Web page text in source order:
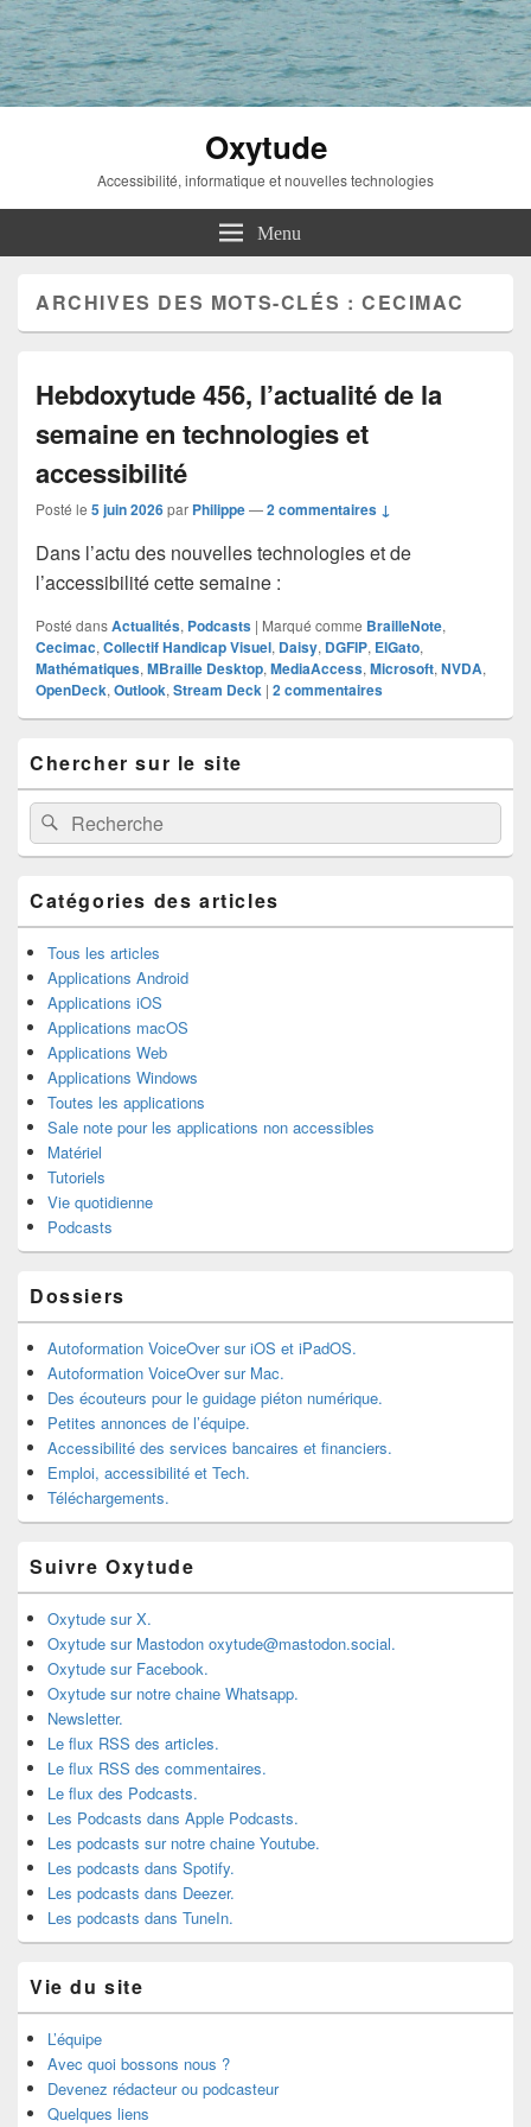
Oxytude
Accessibilité, informatique et nouvelles technologies
Menu
ARCHIVES DES MOTS-CLÉS :CECIMAC
Hebdoxytude 456, l’actualité de la
semaine en technologies et
accessibilité
Posté le 5 juin 2026par Philippe—2 commentaires ↓
Dans l’actu des nouvelles technologies et de
l’accessibilité cette semaine :
Posté dansActualités, Podcasts | Marqué comme BrailleNote,
Cecimac, Collectif Handicap Visuel, Daisy, DGFIP, ElGato,
Mathématiques, MBraille Desktop, MediaAccess, Microsoft, NVDA,
OpenDeck, Outlook, Stream Deck | 2 commentaires
principale
de
widget
pour
la
latérale
Chercher sur le site
Recherche :Rechercher
Catégories des articles
Tous les articles
Applications Android
Applications iOS
Applications macOS
Applications Web
Applications Windows
Toutes les applications
Sale note pour les applications non accessibles
Matériel
Tutoriels
Vie quotidienne
Podcasts
Dossiers
Autoformation VoiceOver sur iOS et iPadOS.
Autoformation VoiceOver sur Mac.
Des écouteurs pour le guidage piéton numérique.
Petites annonces de l’équipe.
Accessibilité des services bancaires et financiers.
Emploi, accessibilité et Tech.
Téléchargements.
Suivre Oxytude
Oxytude sur X.
Oxytude sur Mastodon oxytude@mastodon.social.
Oxytude sur Facebook.
Oxytude sur notre chaine Whatsapp.
Newsletter.
Le flux RSS des articles.
Le flux RSS des commentaires.
Le flux des Podcasts.
Les Podcasts dans Apple Podcasts.
Les podcasts sur notre chaine Youtube.
Les podcasts dans Spotify.
Les podcasts dans Deezer.
Les podcasts dans TuneIn.
Vie du site
L’équipe
Avec quoi bossons nous ?
Devenez rédacteur ou podcasteur
Quelques liens